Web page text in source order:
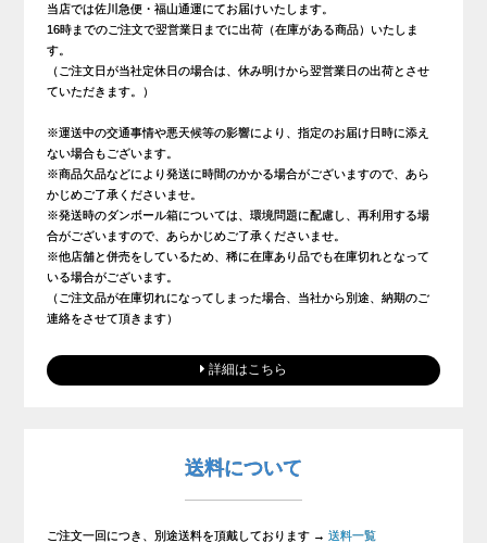
当店では佐川急便・福山通運にてお届けいたします。
16時までのご注文で翌営業日までに出荷（在庫がある商品）いたしま
す。
（ご注文日が当社定休日の場合は、休み明けから翌営業日の出荷とさせ
ていただきます。）
※運送中の交通事情や悪天候等の影響により、指定のお届け日時に添え
ない場合もございます。
※商品欠品などにより発送に時間のかかる場合がございますので、あら
かじめご了承くださいませ。
※発送時のダンボール箱については、環境問題に配慮し、再利用する場
合がございますので、あらかじめご了承くださいませ。
※他店舗と併売をしているため、稀に在庫あり品でも在庫切れとなって
いる場合がございます。
（ご注文品が在庫切れになってしまった場合、当社から別途、納期のご
連絡をさせて頂きます）
詳細はこちら
送料について
ご注文一回につき、別途送料を頂戴しております → 送料一覧